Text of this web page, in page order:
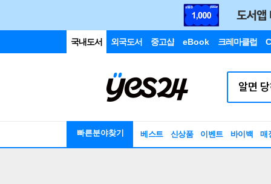
국내도서 외국도서 중고샵 eBook 크레마클럽
빠른분야찾기 베스트 신상품 이벤트 바이백 매